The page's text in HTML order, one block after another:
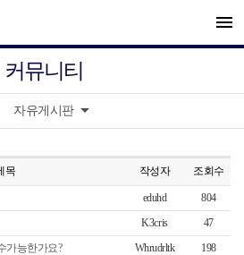
menu
커뮤니티
자유게시판arrow_drop_down
목 작성자 조회수
eduhd
804
K3cris
47
가능한가요? Whrudrltk
198